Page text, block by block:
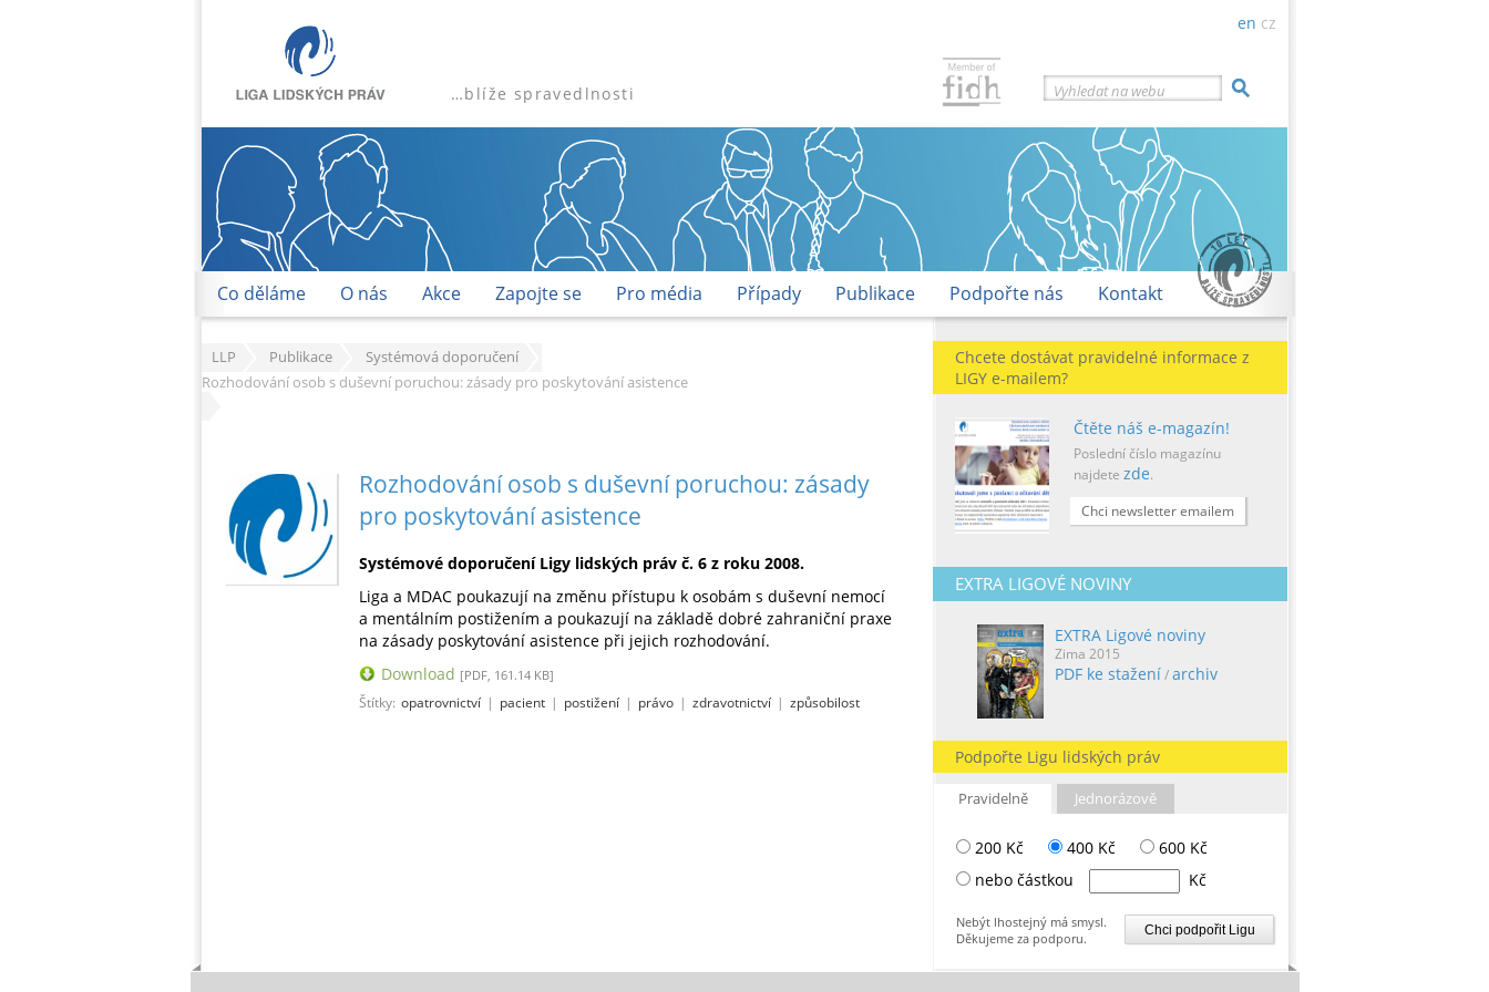
…blíže spravedlnosti Vyhledat na webu
en cz
Co děláme O nás Akce Zapojte se Pro média Případy Publikace Podpořte nás Kontakt
LLP Publikace
Systémová doporučení
Rozhodování osob s duševní poruchou: zásady pro poskytování asistence
Chcete dostávat pravidelné informace z
LIGY e-mailem?
Čtěte náš e-magazín!
Poslední číslo magazínu
najdete zde.
Chci newsletter emailem
EXTRA LIGOVÉ NOVINY
EXTRA Ligové noviny
Zima 2015
PDF ke stažení/archiv
Podpořte Ligu lidských práv
Pravidelně
200 Kč 400 Kč
600 Kč
nebo částkou
Kč
Nebýt lhostejný má smysl.
Děkujeme za podporu.
Jednorázově
Rozhodování osob s duševní poruchou: zásady
pro poskytování asistence
Systémové doporučení Ligy lidských práv č. 6 z roku 2008.
Liga a MDAC poukazují na změnu přístupu k osobám s duševní nemocí
a mentálním postižením a poukazují na základě dobré zahraniční praxe
na zásady poskytování asistence při jejich rozhodování.
Download [PDF, 161.14 KB]
Štítky: opatrovnictví | pacient | postižení | právo | zdravotnictví | způsobilost